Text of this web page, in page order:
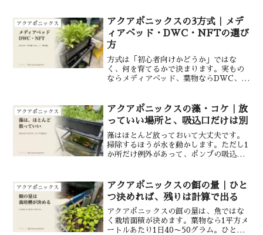
アクアポニックス
アクアポニックスの3方式｜メデ
ィアベッド・DWC・NFTの選び
方
方式は「初心者向けかどうか」ではな
く、何を育てるかで決まります。実もの
ならメディアベッド、葉物ならDWC、場
す。メディアベッドは培地の量と重さと
洗う手間、NFTは水が少ないぶんの温度
と根詰まり、DWCは重いものと背の高い
ものに工夫が要ること。3方式とも作った
結果を、そのまま書きました。
アクアポニックス
アクアポニックスの藻・コケ｜放
っていい場所と、吸込口だけは別
藻はほとんど放っておいて大丈夫です。
掃除するほうが水を動かします。ただし1
か所だけ例外があって、ポンプの吸込口
切りますが、覆うのは水面だけ。全体を
覆うと藻より先に野菜が止まります。錦
鯉の水槽ではエビも貝もおやつになるの
で、入れるなら魚のいない貯水槽です。
アクアポニックス
アクアポニックスの餌の量｜ひと
つ決めれば、残りは計算で出る
アクアポニックスの餌の量は、魚ではな
く栽培面積が決めます。葉物なら1平方メ
ートルあたり1日40〜50グラム。ひとつ